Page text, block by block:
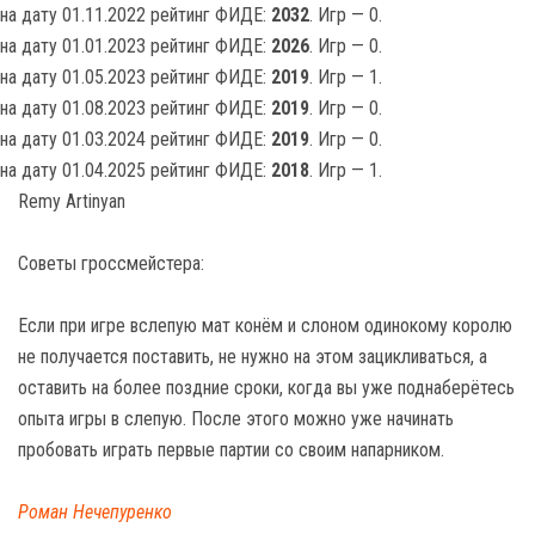
на дату 01.11.2022 рейтинг ФИДЕ: 2032. Игр — 0.
на дату 01.01.2023 рейтинг ФИДЕ: 2026. Игр — 0.
на дату 01.05.2023 рейтинг ФИДЕ: 2019. Игр — 1.
на дату 01.08.2023 рейтинг ФИДЕ: 2019. Игр — 0.
на дату 01.03.2024 рейтинг ФИДЕ: 2019. Игр — 0.
на дату 01.04.2025 рейтинг ФИДЕ: 2018. Игр — 1.
Remy Artinyan
Советы гроссмейстера:
Если при игре вслепую мат конём и слоном одинокому королю
не получается поставить, не нужно на этом зацикливаться, а
оставить на более поздние сроки, когда вы уже поднаберётесь
опыта игры в слепую. После этого можно уже начинать
пробовать играть первые партии со своим напарником.
Роман Нечепуренко